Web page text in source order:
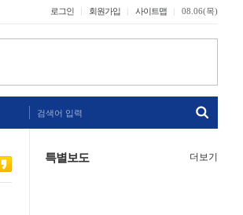
로그인 회원가입 사이트맵 08.06(목)
검색어 입력
특별보도 더보기